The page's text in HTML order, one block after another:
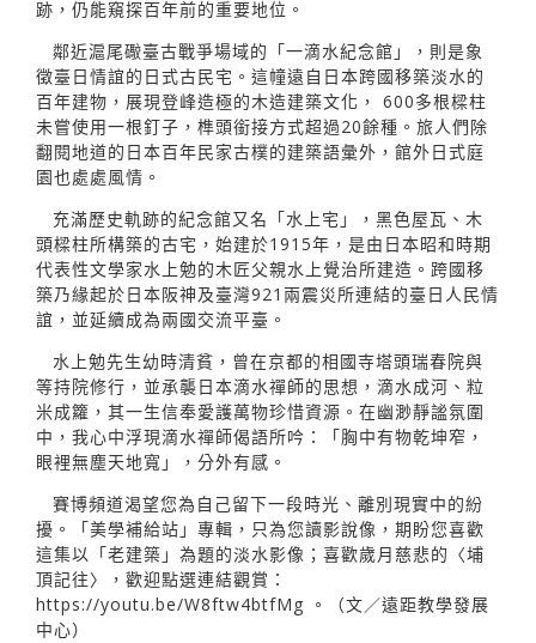
跡，仍能窺探百年前的重要地位。
鄰近滬尾礮臺古戰爭場域的「一滴水紀念館」，則是象
徵臺日情誼的日式古民宅。這幢遠自日本跨國移築淡水的
百年建物，展現登峰造極的木造建築文化， 600多根樑柱
未嘗使用一根釘子，榫頭銜接方式超過20餘種。旅人們除
翻閱地道的日本百年民家古樸的建築語彙外，館外日式庭
園也處處風情。
充滿歷史軌跡的紀念館又名「水上宅」，黑色屋瓦、木
頭樑柱所構築的古宅，始建於1915年，是由日本昭和時期
代表性文學家水上勉的木匠父親水上覺治所建造。跨國移
築乃緣起於日本阪神及臺灣921兩震災所連結的臺日人民情
誼，並延續成為兩國交流平臺。
水上勉先生幼時清貧，曾在京都的相國寺塔頭瑞春院與
等持院修行，並承襲日本滴水禪師的思想，滴水成河、粒
米成籮，其一生信奉愛護萬物珍惜資源。在幽渺靜謐氛圍
中，我心中浮現滴水禪師偈語所吟：「胸中有物乾坤窄，
眼裡無塵天地寬」，分外有感。
賽博頻道渴望您為自己留下一段時光、離別現實中的紛
擾。「美學補給站」專輯，只為您讀影說像，期盼您喜歡
這集以「老建築」為題的淡水影像；喜歡歲月慈悲的〈埔
頂記往〉，歡迎點選連結觀賞：
https://youtu.be/W8ftw4btfMg 。（文／遠距教學發展
中心）